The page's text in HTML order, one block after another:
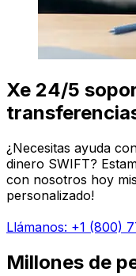
Xe 24/5
¿Necesitas ayuda
dinero SWIFT?
con nosotros hoy
personalizado!
Llámanos: +1 (800)
Millones de